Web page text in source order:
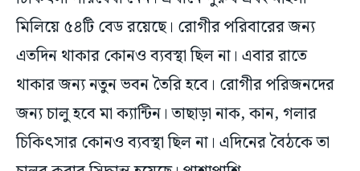
এতদিন থাকার কোনও ব্যবস্থা ছিল না। এবার রাতে
থাকার জন্য নতুন ভবন তৈরি হবে। রোগীর পরিজনদের
জন্য চালু হবে মা ক্যান্টিন। তাছাড়া নাক, কান, গলার
চিকিৎসার কোনও ব্যবস্থা ছিল না। এদিনের বৈঠকে তা
চালুর করার সিদ্ধান্ত হয়েছে। পাশাপাশি